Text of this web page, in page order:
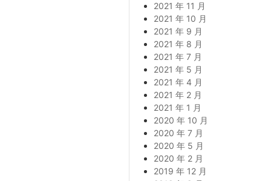
2021 年 11 月
2021 年 10 月
2021 年 9 月
2021 年 8 月
2021 年 7 月
2021 年 5 月
2021 年 4 月
2021 年 2 月
2021 年 1 月
2020 年 10 月
2020 年 7 月
2020 年 5 月
2020 年 2 月
2019 年 12 月